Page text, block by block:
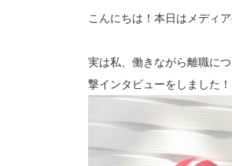
c
e
b
o
o
k
こんにちは！本日はメディ
実は私、働きながら離職に
撃インタビューをしました！